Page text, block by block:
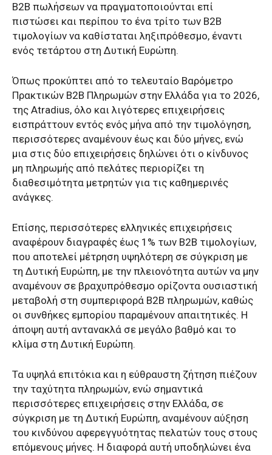
Β2Β πωλήσεων να πραγματοποιούνται επί
πιστώσει και περίπου το ένα τρίτο των B2B
τιμολογίων να καθίσταται ληξιπρόθεσμο, έναντι
ενός τετάρτου στη Δυτική Ευρώπη.
Όπως προκύπτει από το τελευταίο Βαρόμετρο
Πρακτικών Β2Β Πληρωμών στην Ελλάδα για το 2026,
της Atradius, όλο και λιγότερες επιχειρήσεις
εισπράττουν εντός ενός μήνα από την τιμολόγηση,
περισσότερες αναμένουν έως και δύο μήνες, ενώ
μια στις δύο επιχειρήσεις δηλώνει ότι ο κίνδυνος
μη πληρωμής από πελάτες περιορίζει τη
διαθεσιμότητα μετρητών για τις καθημερινές
ανάγκες.
Επίσης, περισσότερες ελληνικές επιχειρήσεις
αναφέρουν διαγραφές έως 1% των B2B τιμολογίων,
που αποτελεί μέτρηση υψηλότερη σε σύγκριση με
τη Δυτική Ευρώπη, με την πλειονότητα αυτών να μην
αναμένουν σε βραχυπρόθεσμο ορίζοντα ουσιαστική
μεταβολή στη συμπεριφορά B2B πληρωμών, καθώς
οι συνθήκες εμπορίου παραμένουν απαιτητικές. Η
άποψη αυτή αντανακλά σε μεγάλο βαθμό και το
κλίμα στη Δυτική Ευρώπη.
Τα υψηλά επιτόκια και η εύθραυστη ζήτηση πιέζουν
την ταχύτητα πληρωμών, ενώ σημαντικά
περισσότερες επιχειρήσεις στην Ελλάδα, σε
σύγκριση με τη Δυτική Ευρώπη, αναμένουν αύξηση
του κινδύνου αφερεγγυότητας πελατών τους στους
επόμενους μήνες. Η διαφορά αυτή υποδηλώνει ένα